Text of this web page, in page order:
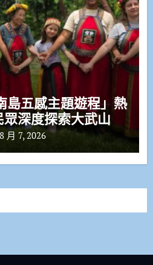
島五感主題遊程」熱
深度探索大武山
8 月 7, 2026